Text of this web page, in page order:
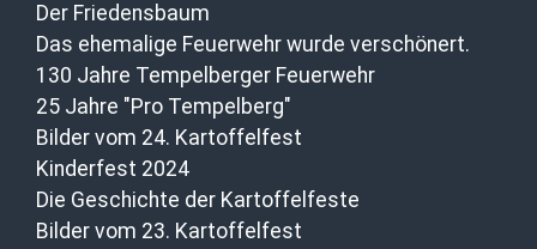
Der Friedensbaum
Das ehemalige Feuerwehr wurde verschönert.
130 Jahre Tempelberger Feuerwehr
25 Jahre "Pro Tempelberg"
Bilder vom 24. Kartoffelfest
Kinderfest 2024
Die Geschichte der Kartoffelfeste
Bilder vom 23. Kartoffelfest